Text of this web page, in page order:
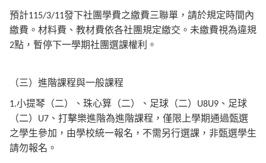
預計115/3/11發下社團學費之繳費三聯單，請於規定時間內
繳費。材料費、教材費依各社團規定繳交。未繳費視為違規
2點，暫停下一學期社團選課權利。
（三）進階課程與一般課程
1.小提琴（二）、珠心算（二）、足球（二） U8U9 、足球
（二） U7 、打擊樂進階為進階課程，僅限上學期通過甄選
之學生參加，由學校統一報名，不需另行選課，非甄選學生
請勿報名。